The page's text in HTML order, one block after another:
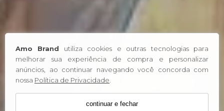
Amo Brand utiliza cookies e outras tecnologias para
melhorar sua experiência de compra e personalizar
anúncios, ao continuar navegando você concorda com
nossa Política de Privacidade.
continuar e fechar